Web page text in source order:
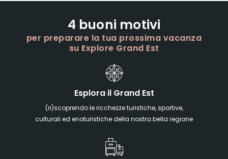
4 buoni motivi
per preparare la tua prossima vacanza
su Explore Grand Est
Esplora il Grand Est
(ri)scoprendo le ricchezze turistiche, sportive,
culturali ed enoturistiche della nostra bella regione